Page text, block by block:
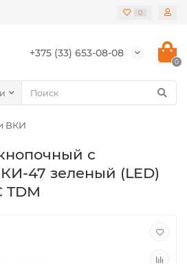
0
+375 (33) 653-08-08
0
ВКИ
с
47 зеленый (LED)
TDM